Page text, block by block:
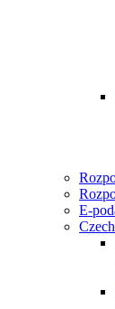
E-